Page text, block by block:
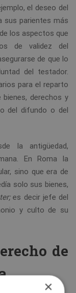
el deseo del
sus parientes más
los aspectos que
de validez del
de que lo
del testador.
para el reparto
derechos y
del difundo o del
la antigüedad,
En Roma la
sino que era de
solo sus bienes,
es decir jefe del
y culto de su
de
×